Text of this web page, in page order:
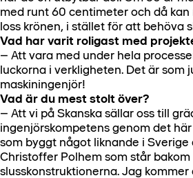
med runt 60 centimeter och då
loss krönen, i stället för att behöva
Vad har varit roligast med
– Att vara med under hela
luckorna i verkligheten. Det är som
maskiningenjör!
Vad är du mest stolt över?
– Att vi på Skanska sällar oss till
ingenjörskompetens genom det
som byggt något liknande i Sverige
Christoffer Polhem som står
slusskonstruktionerna. Jag